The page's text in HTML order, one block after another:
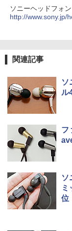
ソニーヘッドフォン
http://www.sony.jp/
関連記事
ソ
ル
フ
ソ
ミ
位